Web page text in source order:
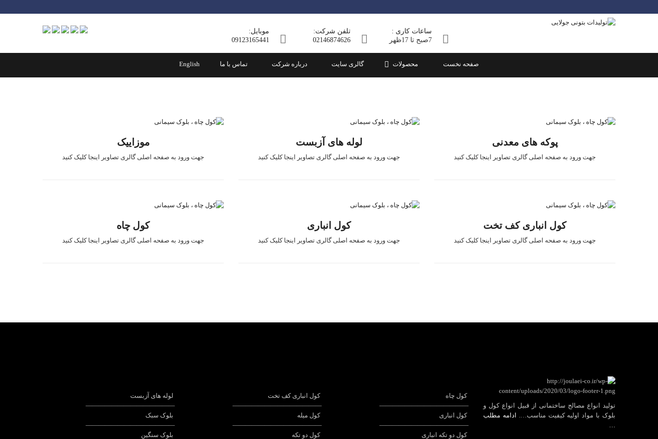
ساعات کاری :
7صبح تا 17ظهر
تلفن شرکت:
02146874626
موبایل:
09123165441
صفحه نخست محصولات گالری سایت درباره شرکت تماس با ما English
پوكه های معدنی
جهت ورود به صفحه اصلی گالری تصاویر اینجا کلیک کنید
لوله های آزبست
جهت ورود به صفحه اصلی گالری تصاویر اینجا کلیک کنید
موزاییک
جهت ورود به صفحه اصلی گالری تصاویر اینجا کلیک کنید
کول انباری کف تخت
جهت ورود به صفحه اصلی گالری تصاویر اینجا کلیک کنید
کول انباری
جهت ورود به صفحه اصلی گالری تصاویر اینجا کلیک کنید
کول چاه
جهت ورود به صفحه اصلی گالری تصاویر اینجا کلیک کنید
تولید انواع مصالح ساختمانی از قبیل انواع کول و
بلوک با مواد اولیه کیفیت مناسب…. ادامه مطلب
…
کول چاه
——————————————
کول انباری
——————————————
کول دو تکه انباری
کول انباری کف تخت
——————————————
کول میله
——————————————
کول دو تکه
لوله های آزبست
——————————————
بلوک سبک
——————————————
بلوک سنگین
کول چاه کول انباری کول دو تکه انباری ۱۴۰
کول انباری تخم مرغی
کول انباری کف تخت
کول میله
کول دو تکه
بلوک سبک
بلوک سنگین